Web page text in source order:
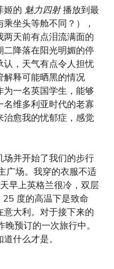
姬的 魅力四射播放到最
坐头等舱不同？），
天前有点泪流满面的
降落在阳光明媚的停
，天气有点令人担忧
释可能晒黑的情况
一名英国学生，能够
名维多利亚时代的老寡
愈我的忧郁症，感觉
并开始了我们的步行
广场。我穿的衣服不适
早上英格兰很冷，双层
度的高温下是致命
大利。对于接下来的
晚预订的一次旅行中。
什么才是。